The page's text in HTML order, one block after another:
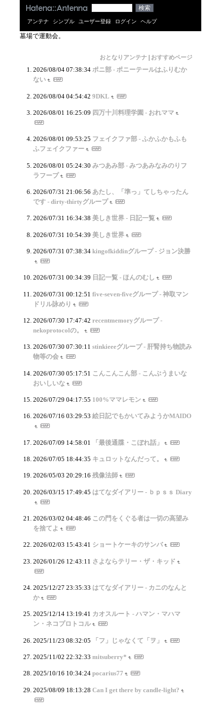
アンテナ シンプル ユーザー登録 ログイン ヘルプ
墓場で運動会。
おとなりアンテナ| おすすめページ
2026/08/04 07:38:34 ポニ部 - ポニーテールはふりむか
ない
2026/08/04 04:54:42 9DKL
2026/08/01 16:25:09 四万十川料理学園 - おれママ
2026/08/01 09:53:25 フェイクファ部 - ふかふかもふも
ふフェイクファー
2026/08/01 05:24:30 みつあみ部 - みつあみなみのりフ
ラフープ
2026/07/31 21:06:56 あたし、「準っ」てしちゃったん
です - dirty-thirtyグループ
2026/07/31 16:34:38 美しき世界 - 日記一覧
2026/07/31 10:54:39 美しき世界
2026/07/31 07:38:34 kingofkiddinグループ - ジョン決勝
2026/07/31 00:34:39 日記一覧 - ほんのむし
2026/07/31 00:12:51 five-seven-fiveグループ - 神取マン
ドリル詠めり
2026/07/30 17:47:42 recentmemoryグループ -
nekoprotocolの。
2026/07/30 07:30:11 stinkieeeグループ - 肝腎持ち物読み
物等の会
2026/07/30 05:17:51 こんこんこん部 - こんぶうまいな
おいしいな
2026/07/29 04:17:55 100%ママレモン
2026/07/16 03:29:53 絵日記でもかいてみようかMAIDO
2026/07/09 14:58:01 「最後通牒・こぼれ話」
2026/07/05 18:44:35 キュロットなんだって。
2026/05/03 20:29:16 残像法師
2026/03/15 17:49:45 はてなダイアリー - ｂｐｓｓ Diary
2026/03/02 04:48:46 この門をくぐる者は一切の高望み
を捨てよ
2026/02/03 15:43:41 ショートケーキのサンバ
2026/01/26 12:43:11 さよならテリー・ザ・キッド
2025/12/27 23:35:33 はてなダイアリー - カニのなんと
か
2025/12/14 13:19:41 カオスルート - ハマン・マハマ
ン・ネコプロトコル
2025/11/23 08:32:05 「フ」じゃなくて「ヲ」
2025/11/02 22:32:33 mitsuberry*
2025/10/16 10:34:24 pocarius77
2025/08/09 18:13:28 Can I get there by candle-light?